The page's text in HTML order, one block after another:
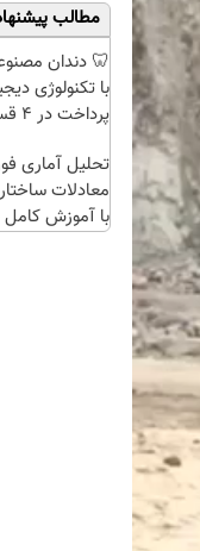
مطالب
🦷 دندان
با تکنولوژی
تحلیل آماری
معادلات
با آموزش